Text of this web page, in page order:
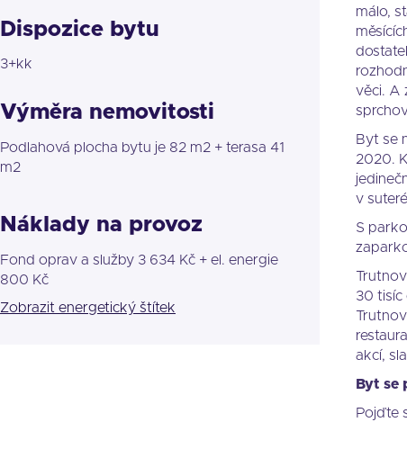
Dispozice bytu
3+kk
Výměra nemovitosti
Podlahová plocha bytu je 82 m2 + terasa 41
m2
Náklady na provoz
Fond oprav a služby 3 634 Kč + el. energie
800 Kč
Zobrazit energetický štítek
málo,
věci. A
Byt se
2020.
v
S
30 tisíc
akcí,
Byt se
Pojďte